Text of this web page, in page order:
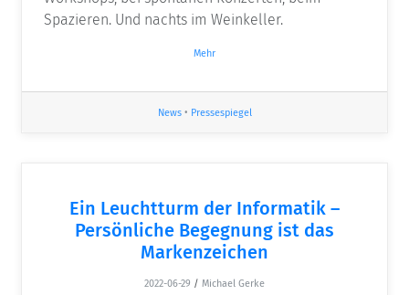
Spazieren. Und nachts im Weinkeller.
Mehr
News• Pressespiegel
Ein Leuchtturm der Informatik –
Persönliche Begegnung ist das
Markenzeichen
2022-06-29 / Michael Gerke